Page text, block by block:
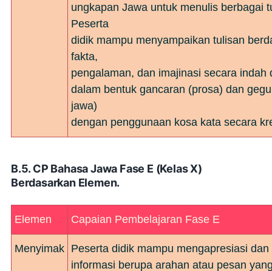
ungkapan Jawa untuk menulis berbagai
Peserta
didik mampu menyampaikan tulisan
fakta,
pengalaman, dan imajinasi secara indah
dalam bentuk gancaran (prosa) dan
jawa)
dengan penggunaan kosa kata secara
B.5. CP Bahasa Jawa Fase E (Kelas X)
Berdasarkan Elemen.
Elemen Capaian Pembelajaran Fase E
Menyimak Peserta didik mampu mengapresiasi
informasi berupa arahan atau pesan